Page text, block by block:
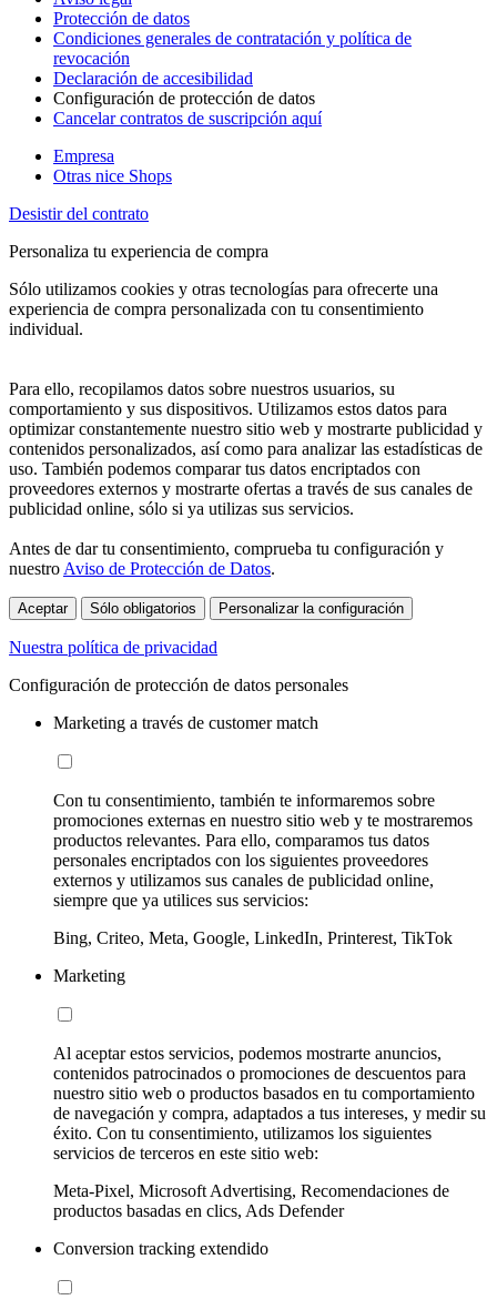
Protección de datos
Condiciones generales de contratación y política de
revocación
Declaración de accesibilidad
Configuración de protección de datos
Cancelar contratos de suscripción aquí
Empresa
Otras nice Shops
Desistir del contrato
Personaliza tu experiencia de compra
Sólo utilizamos cookies y otras tecnologías para ofrecerte una
experiencia de compra personalizada con tu consentimiento
individual.
Para ello, recopilamos datos sobre nuestros usuarios, su
comportamiento y sus dispositivos. Utilizamos estos datos para
optimizar constantemente nuestro sitio web y mostrarte publicidad y
contenidos personalizados, así como para analizar las estadísticas de
uso. También podemos comparar tus datos encriptados con
proveedores externos y mostrarte ofertas a través de sus canales de
publicidad online, sólo si ya utilizas sus servicios.
Antes de dar tu consentimiento, comprueba tu configuración y
nuestro Aviso de Protección de Datos.
Aceptar Sólo obligatorios Personalizar la configuración
Nuestra política de privacidad
Configuración de protección de datos personales
Marketing a través de customer match
Con tu consentimiento, también te informaremos sobre
promociones externas en nuestro sitio web y te mostraremos
productos relevantes. Para ello, comparamos tus datos
personales encriptados con los siguientes proveedores
externos y utilizamos sus canales de publicidad online,
siempre que ya utilices sus servicios:
Bing, Criteo, Meta, Google, LinkedIn, Printerest, TikTok
Marketing
Al aceptar estos servicios, podemos mostrarte anuncios,
contenidos patrocinados o promociones de descuentos para
nuestro sitio web o productos basados en tu comportamiento
de navegación y compra, adaptados a tus intereses, y medir su
éxito. Con tu consentimiento, utilizamos los siguientes
servicios de terceros en este sitio web:
Meta-Pixel, Microsoft Advertising, Recomendaciones de
productos basadas en clics, Ads Defender
Conversion tracking extendido